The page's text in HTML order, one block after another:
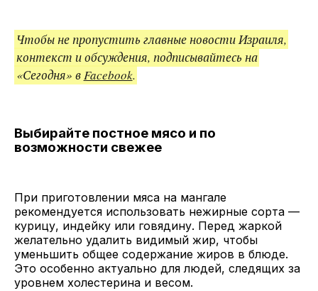
Чтобы не пропустить главные новости Израиля,
контекст и обсуждения, подписывайтесь на
«Сегодня» вFacebook.
Выбирайте постное мясо и по
возможности свежее
При приготовлении мяса на мангале
рекомендуется использовать нежирные сорта —
курицу, индейку или говядину. Перед жаркой
желательно удалить видимый жир, чтобы
уменьшить общее содержание жиров в блюде.
Это особенно актуально для людей, следящих за
уровнем холестерина и весом.